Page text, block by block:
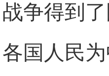
战争得到
各国人民